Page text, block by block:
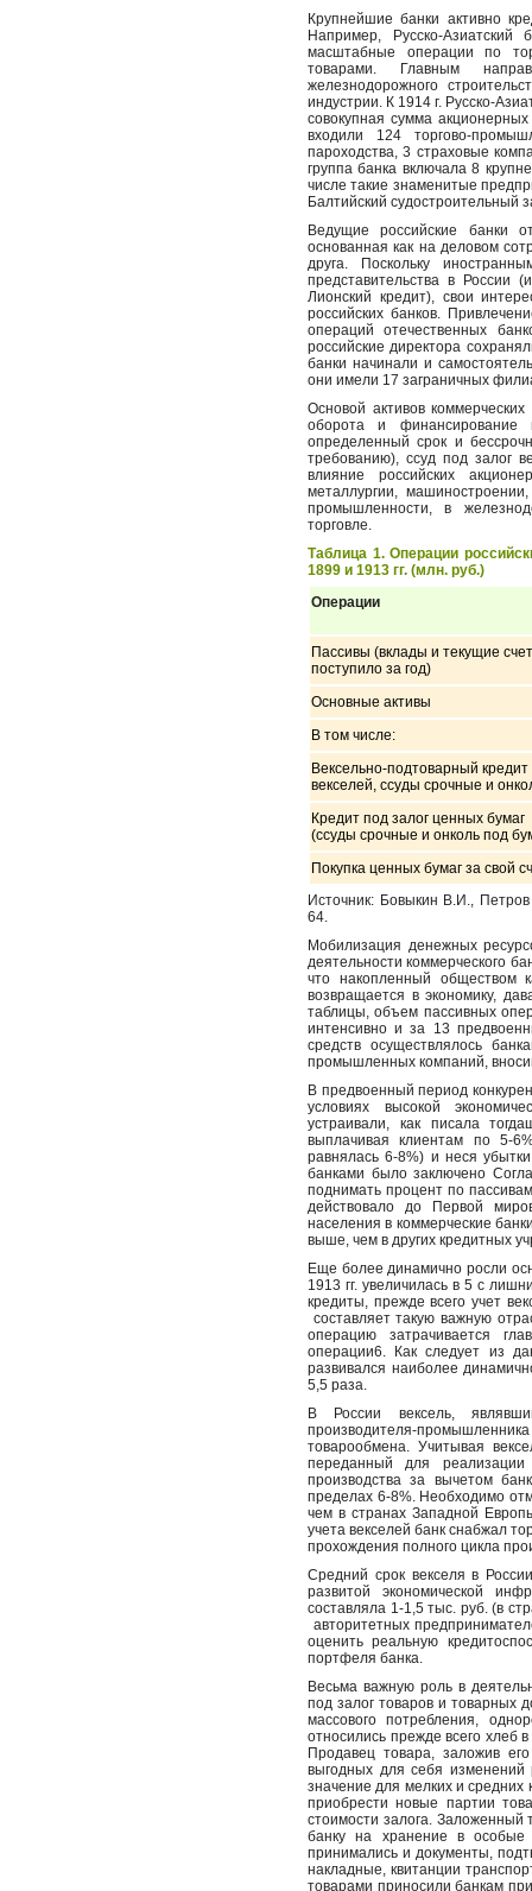
Крупнейшие банки активно
Например, Русско-Азиатский
масштабные операции по
товарами. Главным
железнодорожного
индустрии. К 1914 г. Русско-
совокупная сумма
входили 124 торгово-
пароходства, 3 страховые
группа банка включала 8
числе такие знаменитые
Балтийский судостроительный
Ведущие российские банки
основанная как на деловом
друга. Поскольку
представительства в России
Лионский кредит), свои
российских банков.
операций отечественных
российские директора
банки начинали и
они имели 17 заграничных
Основой активов
оборота и финансирование
определенный срок и
требованию), ссуд под залог
влияние российских
металлургии,
промышленности, в
торговле.
Таблица 1. Операции
1899 и 1913 гг. (млн. руб.)
Операции
Пассивы (вклады и текущие
поступило за год)
Основные активы
В том числе:
Вексельно-подтоварный кредит
векселей, ссуды срочные и
Кредит под залог ценных бумаг
(ссуды срочные и онколь под
Покупка ценных бумаг за свой
Источник: Бовыкин В.И.,
64.
Мобилизация денежных
деятельности коммерческого
что накопленный обществом
возвращается в экономику,
таблицы, объем пассивных
интенсивно и за 13
средств осуществлялось
промышленных компаний,
В предвоенный период
условиях высокой
устраивали, как писала
выплачивая клиентам по 5-
равнялась 6-8%) и неся
банками было заключено
поднимать процент по
действовало до Первой
населения в коммерческие
выше, чем в других кредитных
Еще более динамично росли
1913 гг. увеличилась в 5 с
кредиты, прежде всего учет
составляет такую важную
операцию затрачивается
операции6. Как следует из
развивался наиболее
5,5 раза.
В России вексель,
производителя-
товарообмена. Учитывая
переданный для
производства за вычетом
пределах 6-8%. Необходимо
чем в странах Западной
учета векселей банк снабжал
прохождения полного цикла
Средний срок векселя в
развитой экономической
составляла 1-1,5 тыс. руб. (в
авторитетных
оценить реальную
портфеля банка.
Весьма важную роль в
под залог товаров и товарных
массового потребления,
относились прежде всего хлеб
Продавец товара, заложив
выгодных для себя
значение для мелких и средних
приобрести новые партии
стоимости залога. Заложенный
банку на хранение в особые
принимались и документы,
накладные, квитанции
товарами приносили банкам